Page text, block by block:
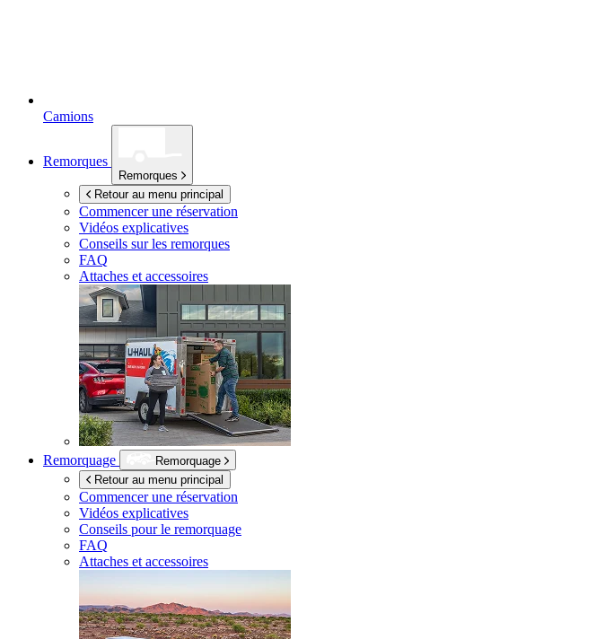
Camions
Remorques
Remorques
Retour au menu principal
Commencer une réservation
Vidéos explicatives
Conseils sur les remorques
FAQ
Attaches et accessoires
Remorquage
Remorquage
Retour au menu principal
Commencer une réservation
Vidéos explicatives
Conseils pour le remorquage
FAQ
Attaches et accessoires